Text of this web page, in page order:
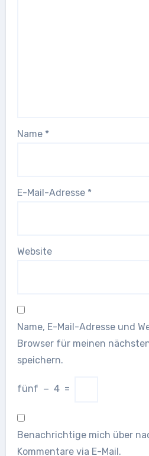
Name *
E-Mail-Adresse *
Website
Name, E-Mail-Adresse und
Browser für meinen
speichern.
fünf − 4 =
Benachrichtige mich über
Kommentare via E-Mail.